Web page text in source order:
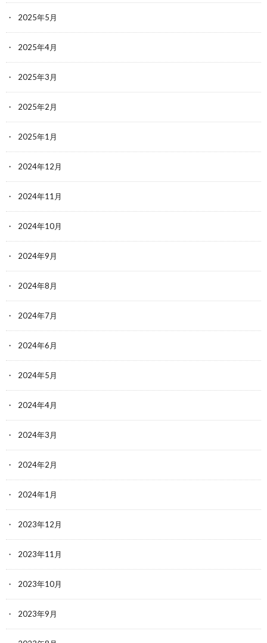
2025年5月
2025年4月
2025年3月
2025年2月
2025年1月
2024年12月
2024年11月
2024年10月
2024年9月
2024年8月
2024年7月
2024年6月
2024年5月
2024年4月
2024年3月
2024年2月
2024年1月
2023年12月
2023年11月
2023年10月
2023年9月